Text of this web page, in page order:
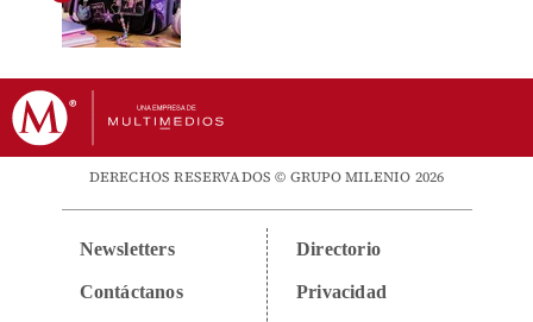
DERECHOS RESERVADOS © GRUPO MILENIO 2026
Newsletters
Contáctanos
Directorio
Privacidad